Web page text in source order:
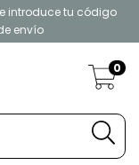
e introduce tu código
envío
0